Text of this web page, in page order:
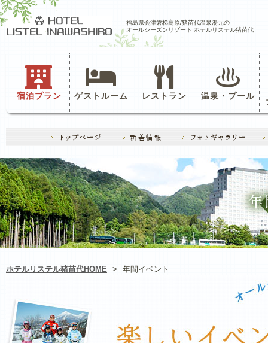
福島県会津磐梯高原/猪苗代温泉湯元の
オールシーズンリゾート ホテルリステル猪苗代
宿泊プラン ゲストルーム レストラン 温泉・プール
ホテルリステル猪苗代HOME > 年間イベント